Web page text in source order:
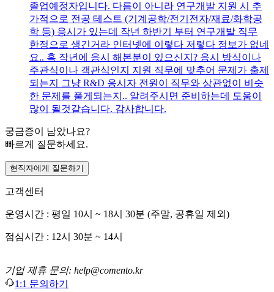
졸업예정자입니다. 다름이 아니라 연구개발 지원 시 추
가적으로 전공 테스트 (기계공학/전기전자/재료/화학공
학 등) 응시가 있는데 작년 하반기 부터 연구개발 직무
한정으로 생긴거라 인터넷에 이렇다 저렇다 정보가 없네
요.. 혹 작년에 응시 해본분이 있으신지? 응시 방식이나
주관식이나 객관식인지 지원 직무에 맞추어 문제가 출제
되는지 그냥 R&D 응시자 전원이 직무와 상관없이 비슷
한 문제를 풀게되는지.. 알려주시면 준비하는데 도움이
많이 될것같습니다. 감사합니다.
궁금증이 남았나요?
빠르게 질문하세요.
현직자에게 질문하기
고객센터
운영시간 : 평일 10시 ~ 18시 30분 (주말, 공휴일 제외)
점심시간 : 12시 30분 ~ 14시
기업 제휴 문의: help@comento.kr
1:1 문의하기